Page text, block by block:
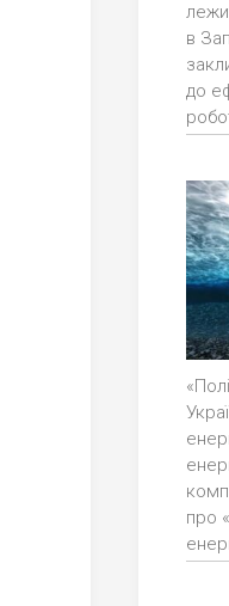
в
до
про